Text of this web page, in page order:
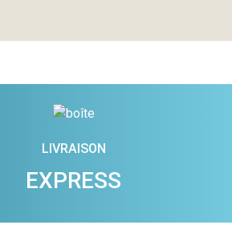
LIVRAISON
EXPRESS